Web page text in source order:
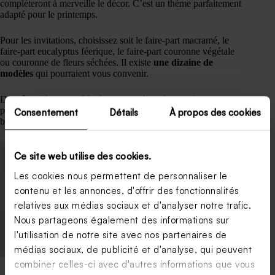
Consentement Détails À propos des cookies
Ce site web utilise des cookies.
Les cookies nous permettent de personnaliser le
contenu et les annonces, d'offrir des fonctionnalités
relatives aux médias sociaux et d'analyser notre trafic.
Nous partageons également des informations sur
l'utilisation de notre site avec nos partenaires de
médias sociaux, de publicité et d'analyse, qui peuvent
combiner celles-ci avec d'autres informations que vous
compléteront à merveille le décor. C’est un thème parfaitement
adapté pour le printemps.
Pour les invitations, choisissez soit le faire-part macramé, le
faire-part eucalyptus féerique, le faire-part couronne végétale
ou couronne de fleurs séchées. Il existe une dizaine de
modèles qui pourraient vous convenir.
De même, il est possible de personnaliser des serviettes en
papier ainsi que des marque-places inspirés de ce thème
bohème et champêtre.